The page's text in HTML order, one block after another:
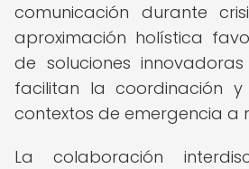
comunicación durante
aproximación holística
de soluciones
facilitan la coordinación
contextos de emergencia a
La colaboración